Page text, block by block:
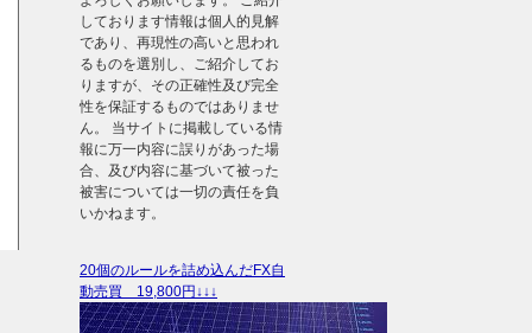
しております情報は個人的見解
であり、再現性の高いと思われ
るものを選別し、ご紹介してお
りますが、その正確性及び完全
性を保証するものではありませ
ん。 当サイトに掲載している情
報に万一内容に誤りがあった場
合、及び内容に基づいて被った
被害については一切の責任を負
いかねます。
20個のルールを詰め込んだFX自
動売買 19,800円↓↓↓